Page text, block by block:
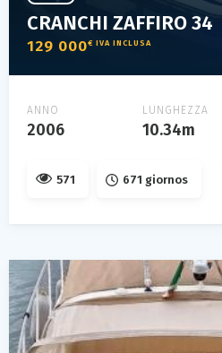
CRANCHI ZAFFIRO 34
129 000€ IVA INCLUSA
ANNO
2006
LUNGHEZZA
10.34m
571 671 giornos